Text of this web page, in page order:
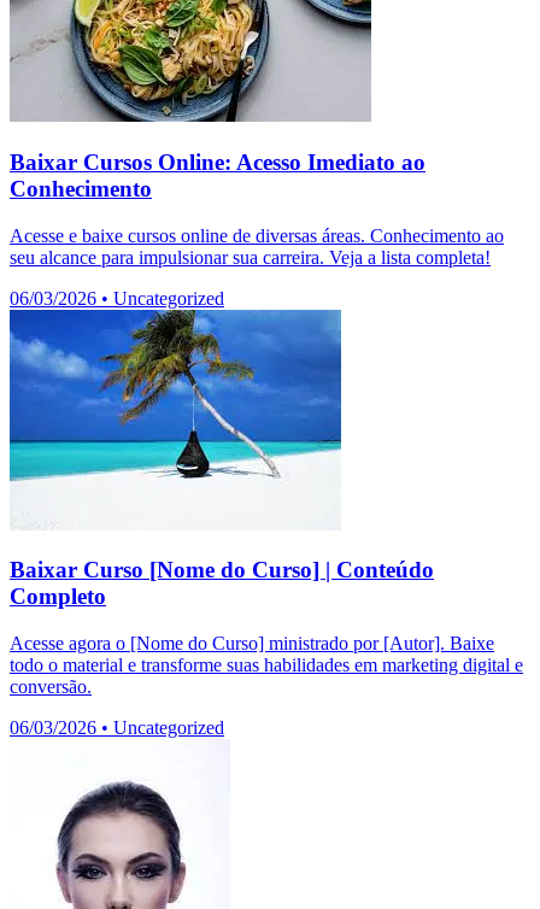
Baixar Cursos Online: Acesso Imediato ao
Conhecimento
Acesse e baixe cursos online de diversas áreas. Conhecimento ao
seu alcance para impulsionar sua carreira. Veja a lista completa!
06/03/2026 • Uncategorized
Baixar Curso [Nome do Curso] | Conteúdo
Completo
Acesse agora o [Nome do Curso] ministrado por [Autor]. Baixe
todo o material e transforme suas habilidades em marketing digital e
conversão.
06/03/2026 • Uncategorized